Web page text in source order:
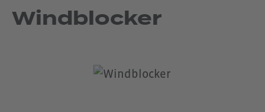
Windblocker
Bildergalerie überspringen